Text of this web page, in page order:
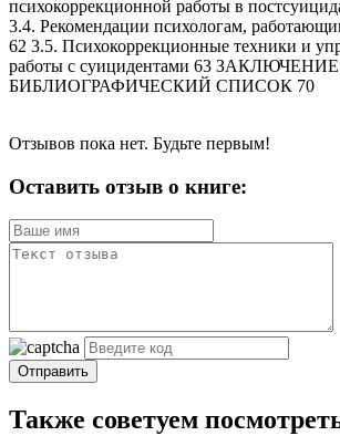
психокоррекционной работы в
3.4. Рекомендации психологам,
62 3.5. Психокоррекционные техники и
работы с суицидентами 63 ЗАКЛЮЧЕНИЕ
БИБЛИОГРАФИЧЕСКИЙ СПИСОК 70
Отзывов пока нет. Будьте первым!
Оставить отзыв о книге:
Отправить
Также советуем